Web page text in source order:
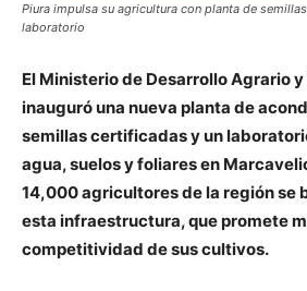
Piura impulsa su agricultura con planta de
laboratorio
El Ministerio de Desarrollo Agrario
inauguró una nueva planta de
semillas certificadas y un
agua, suelos y foliares en
14,000 agricultores de la región se
esta infraestructura, que promete
competitividad de sus cultivos.